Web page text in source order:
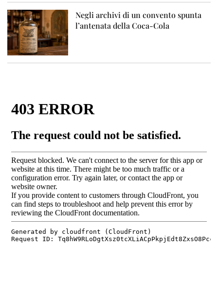
Negli archivi di un convento spunta
l’antenata della Coca-Cola